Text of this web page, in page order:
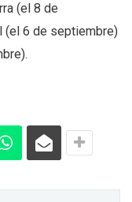
(el 8 de
(el 6 de septiembre)